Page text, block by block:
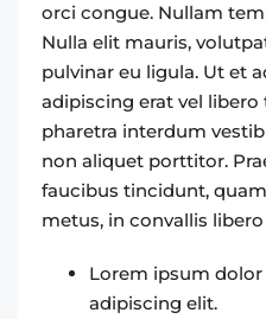
orci congue. Nullam
Nulla elit mauris,
pulvinar eu ligula. Ut et
adipiscing erat vel
pharetra interdum
non aliquet porttitor.
faucibus tincidunt,
metus, in convallis
Lorem ipsum
adipiscing elit.